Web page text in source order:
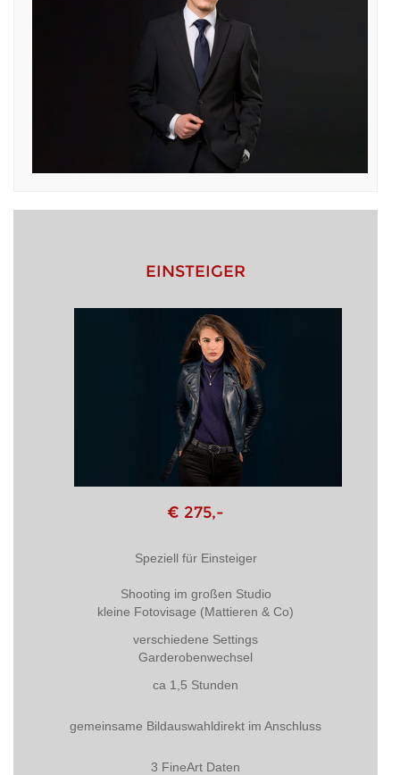
EINSTEIGER
€ 275,-
Speziell für Einsteiger
Shooting im großen Studio
kleine Fotovisage (Mattieren & Co)
verschiedene Settings
Garderobenwechsel
ca 1,5 Stunden
gemeinsame Bildauswahldirekt im Anschluss
3 FineArt Daten